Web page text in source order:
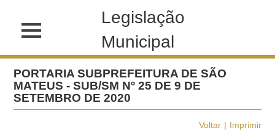
Legislação
Municipal
PORTARIA SUBPREFEITURA DE SÃO
MATEUS - SUB/SM Nº 25 DE 9 DE
SETEMBRO DE 2020
Voltar Imprimir